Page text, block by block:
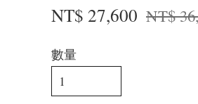
NT$ 27,600 NT$
數量